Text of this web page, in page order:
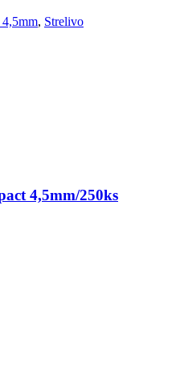
, Strelivo
4,5mm/250ks